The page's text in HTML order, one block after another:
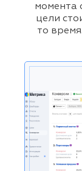
момента
цели
то